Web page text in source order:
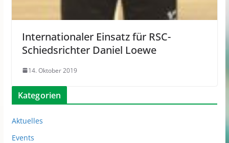
Internationaler Einsatz für RSC-
Schiedsrichter Daniel Loewe
14. Oktober 2019
Kategorien
Aktuelles
Events